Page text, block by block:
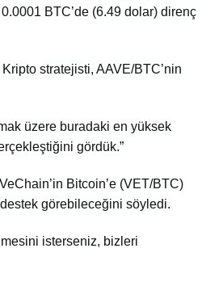
BTC’de (6.49 dolar) direnç
stratejisti, AAVE/BTC’nin
üzere buradaki en yüksek
gördük.”
Bitcoin’e (VET/BTC)
görebileceğini söyledi.
isterseniz, bizleri